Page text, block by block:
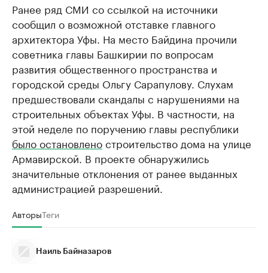
Ранее ряд СМИ со ссылкой на источники
сообщил о возможной отставке главного
архитектора Уфы. На место Байдина прочили
советника главы Башкирии по вопросам
развития общественного пространства и
городской среды Ольгу Сарапулову. Слухам
предшествовали скандалы с нарушениями на
строительных объектах Уфы. В частности, на
этой неделе по поручению главы республики
было остановленостроительство дома на улице
Армавирской. В проекте обнаружились
значительные отклонения от ранее выданных
администрацией разрешений.
АвторыТеги
Наиль Байназаров